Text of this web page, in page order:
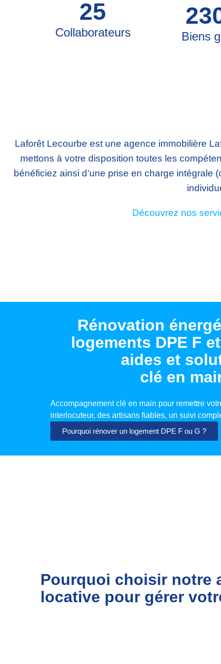
25
Collaborateurs Biens
Laforêt Lecourbe est une agence immobilière
mettons à votre disposition toutes les
bénéficiez ainsi d’une prise en charge intégrale
Découvrez nos
Rénovation
logements DPE F
aides et
clé en
Accompagnement clé en main pour remettre
interlocuteur, des artisans fiables, un suivi
Pourquoi rénover un logement DPE F ou G ?
Pourquoi choisir notre
locative pour gérer